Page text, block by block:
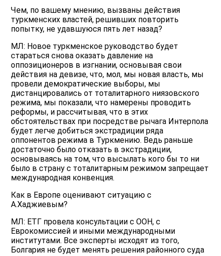
Чем, по вашему мнению, вызваны действия
туркменских властей, решивших повторить
попытку, не удавшуюся пять лет назад?
МЛ: Новое туркменское руководство будет
стараться снова оказать давление на
оппозиционеров в изгнании, основывая свои
действия на девизе, что, мол, мы новая власть, мы
провели демократические выборы, мы
дистанцировались от тоталитарного ниязовского
режима, мы показали, что намерены проводить
реформы, и рассчитывая, что в этих
обстоятельствах при посредстве рычага Интерпола
будет легче добиться экстрадиции ряда
оппонентов режима в Туркмению. Ведь раньше
достаточно было отказать в экстрадиции,
основываясь на том, что высылать кого бы то ни
было в страну с тоталитарным режимом запрещает
международная конвенция.
Как в Европе оценивают ситуацию с
А.Хаджиевым?
МЛ: ЕТГ провела консультации с ООН, с
Еврокомиссией и иными международными
институтами. Все эксперты исходят из того,
Болгария не будет менять решения районного суда